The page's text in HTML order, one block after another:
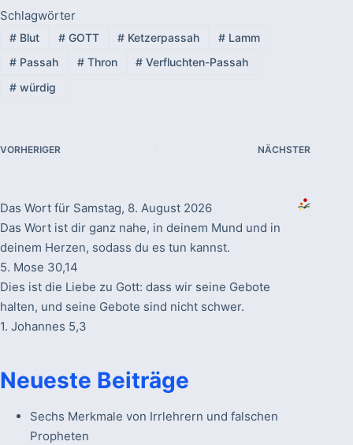
Schlagwörter
#Blut #GOTT # Ketzerpassah # Lamm
#Passah #Thron # Verfluchten-Passah
#würdig
VORHERIGER NÄCHSTER
Das Wort für Samstag, 8. August 2026
Das Wort ist dir ganz nahe, in deinem Mund und in
deinem Herzen, sodass du es tun kannst.
5. Mose 30,14
Dies ist die Liebe zu Gott: dass wir seine Gebote
halten, und seine Gebote sind nicht schwer.
1. Johannes 5,3
Neueste Beiträge
Sechs Merkmale von Irrlehrern und falschen
Propheten